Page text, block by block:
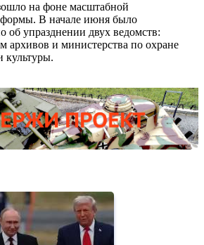
на фоне масштабной
В начале июня было
об упразднении двух ведомств:
архивов и министерства по охране
культуры.